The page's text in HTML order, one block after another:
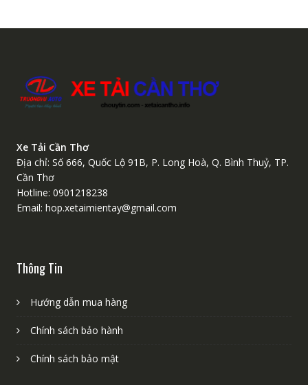
Xe Tải Cần Thơ
Địa chỉ: Số 666, Quốc Lộ 91B, P. Long Hoà, Q. Bình Thuỷ, TP.
Cần Thơ
Hotline: 0901218238
Email: hop.xetaimientay@gmail.com
Thông Tin
Hướng dẫn mua hàng
Chính sách bảo hành
Chính sách bảo mật